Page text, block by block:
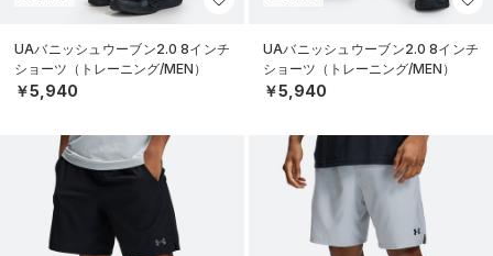
UAバニッシュウーブン2.0 8インチ
ショーツ（トレーニング/MEN）
￥5,940
UAバニッシュウーブン2.0 8インチ
ショーツ（トレーニング/MEN）
￥5,940